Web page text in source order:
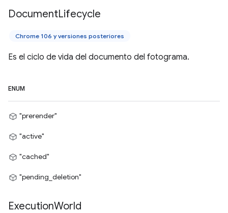
DocumentLifecycle
Chrome 106 y versiones posteriores
Es el ciclo de vida del documento del fotograma.
ENUM
"prerender"
"active"
"cached"
"pending_deletion"
ExecutionWorld